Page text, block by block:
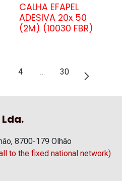
CALHA EFAPEL
ADESIVA 20x 50
(2M) (10030 FBR)
4 30
8700-179 Olhão
to the fixed national network)